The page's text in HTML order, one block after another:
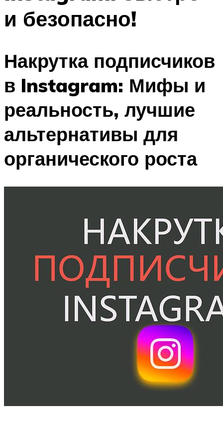
и безопасно!
Накрутка подписчиков
в Instagram: Мифы и
реальность, лучшие
альтернативы для
органического роста